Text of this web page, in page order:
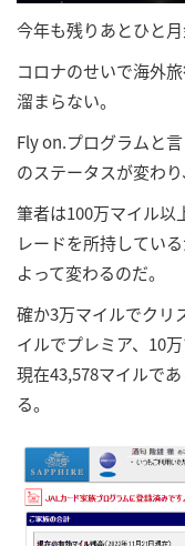
今年も残りあとひと月
コロナのせいで海外
溜まらない。
Fly on.プログラムと
のステータスが変わ
筆者は100万マイル以
レードを所持してい
よって変わるのだ。
確か3万マイルでクリ
イルでプレミア、10
現在43,578マイルで
る。